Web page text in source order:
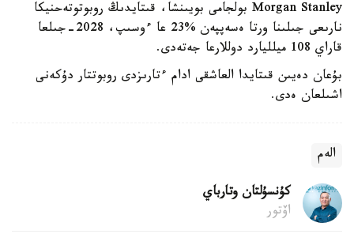
Morgan Stanley بولجامى بويىنشا، قىتايدىڭ روبوتوتەحنيكا
نارىعى جىلىنا ورتا ەسەپپەن %23 عا ءوسىپ، 2028-جىلعا
قاراي 108 ميلليارد دوللارعا جەتەدى.
بۇعان دەيىن قىتايدا العاشقى ادام ءتارىزدى روبوتتار دۇكەنى
اشىلعان ەدى.
الەم
كۇنسۇلتان وتارباي
اۆتور